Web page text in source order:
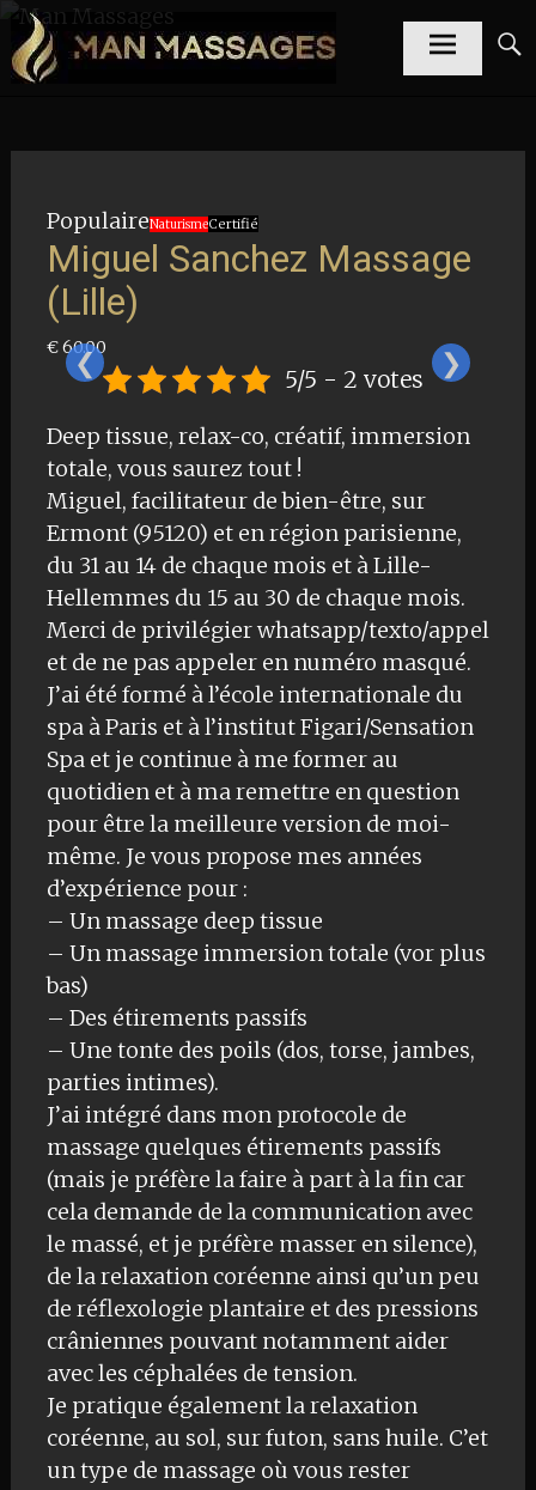
Aller
au
contenu
Man
Massages
Annuaire de
massages en
PopulaireNaturismeCertifié
Miguel Sanchez Massage
(Lille)
€ 60.00
❮ ❯
5/5 - 2 votes
Deep tissue, relax-co, créatif, immersion
totale, vous saurez tout !
Miguel, facilitateur de bien-être, sur
Ermont (95120) et en région parisienne,
du 31 au 14 de chaque mois et à Lille-
Hellemmes du 15 au 30 de chaque mois.
Merci de privilégier whatsapp/texto/appel
et de ne pas appeler en numéro masqué.
J’ai été formé à l’école internationale du
spa à Paris et à l’institut Figari/Sensation
Spa et je continue à me former au
quotidien et à ma remettre en question
pour être la meilleure version de moi-
même. Je vous propose mes années
d’expérience pour :
– Un massage deep tissue
– Un massage immersion totale (vor plus
bas)
– Des étirements passifs
– Une tonte des poils (dos, torse, jambes,
parties intimes).
J’ai intégré dans mon protocole de
massage quelques étirements passifs
(mais je préfère la faire à part à la fin car
cela demande de la communication avec
le massé, et je préfère masser en silence),
de la relaxation coréenne ainsi qu’un peu
de réflexologie plantaire et des pressions
crâniennes pouvant notamment aider
avec les céphalées de tension.
Je pratique également la relaxation
coréenne, au sol, sur futon, sans huile. C’et
un type de massage où vous rester